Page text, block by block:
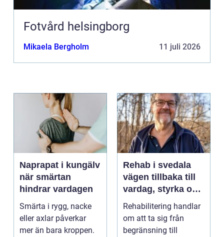
Fotvård helsingborg
Mikaela Bergholm 11 juli 2026
Naprapat i kungälv
när smärtan
hindrar vardagen
Smärta i rygg, nacke
eller axlar påverkar
mer än bara kroppen.
Rehab i svedala
vägen tillbaka till
vardag, styrka och
balans
Rehabilitering handlar
om att ta sig från
begränsning till